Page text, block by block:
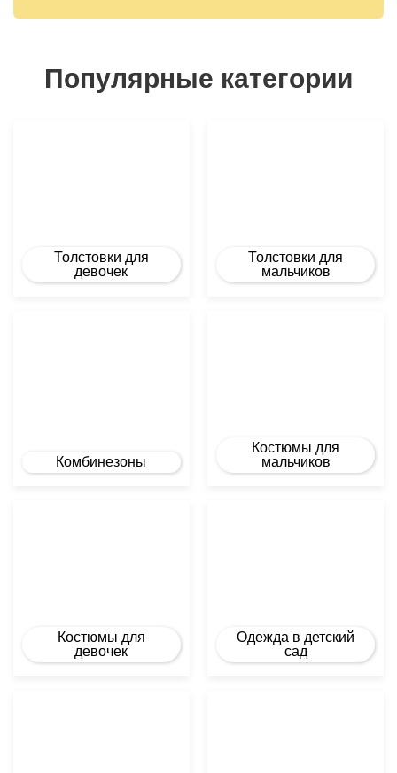
Популярные категории
Толстовки для
девочек
Толстовки для
мальчиков
Комбинезоны
Костюмы для
мальчиков
Костюмы для
девочек
Одежда в детский
сад